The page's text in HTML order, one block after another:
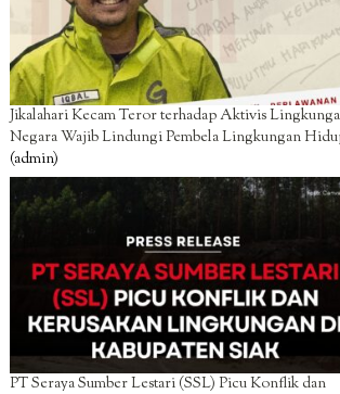
Jikalahari Kecam Teror terhadap Aktivis
Negara Wajib Lindungi Pembela Lingkungan
(admin)
PT Seraya Sumber Lestari (SSL) Picu Konflik dan